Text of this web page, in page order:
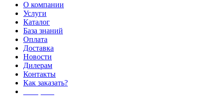
О компании
Услуги
Каталог
База знаний
Оплата
Доставка
Новости
Дилерам
Контакты
Как заказать?